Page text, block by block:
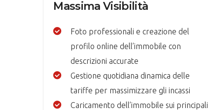
Massima Visibilità
Foto professionali e creazione del
profilo online dell’immobile con
descrizioni accurate
Gestione quotidiana dinamica delle
tariffe per massimizzare gli incassi
Caricamento dell’immobile sui principali